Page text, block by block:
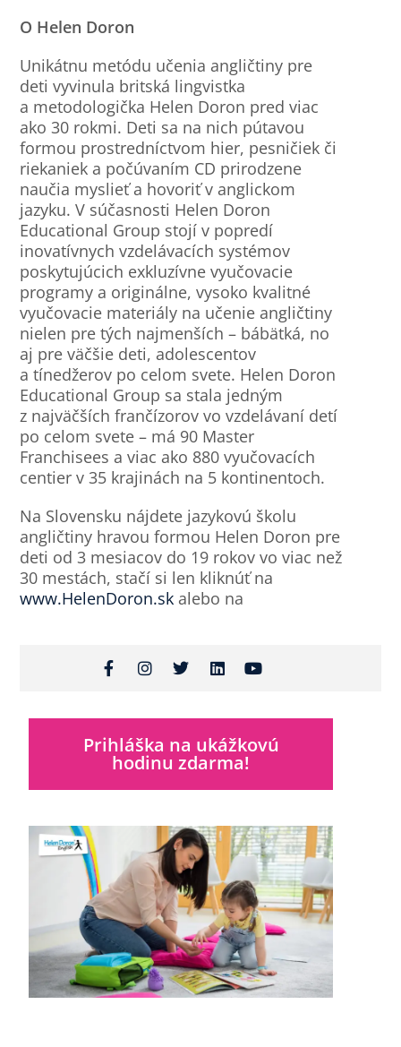
O Helen Doron
Unikátnu metódu učenia angličtiny pre
deti vyvinula britská lingvistka
a metodologička Helen Doron pred viac
ako 30 rokmi. Deti sa na nich pútavou
formou prostredníctvom hier, pesničiek či
riekaniek a počúvaním CD prirodzene
naučia myslieť a hovoriť v anglickom
jazyku. V súčasnosti Helen Doron
Educational Group stojí v popredí
inovatívnych vzdelávacích systémov
poskytujúcich exkluzívne vyučovacie
programy a originálne, vysoko kvalitné
vyučovacie materiály na učenie angličtiny
nielen pre tých najmenších – bábätká, no
aj pre väčšie deti, adolescentov
a tínedžerov po celom svete. Helen Doron
Educational Group sa stala jedným
z najväčších frančízorov vo vzdelávaní detí
po celom svete – má 90 Master
Franchisees a viac ako 880 vyučovacích
centier v 35 krajinách na 5 kontinentoch.
Na Slovensku nájdete jazykovú školu
angličtiny hravou formou Helen Doron pre
deti od 3 mesiacov do 19 rokov vo viac než
30 mestách, stačí si len kliknúť na
www.HelenDoron.sk alebo na
Prihláška na ukážkovú
hodinu zdarma!